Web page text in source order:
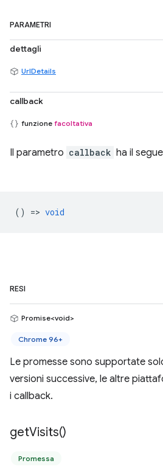
PARAMETRI
dettagli
UrlDetails
callback
funzione facoltativa
Il parametro callback ha il
() => void
RESI
Promise<void>
Chrome 96+
Le promesse sono supportate
versioni successive, le altre
i callback.
getVisits()
Promessa